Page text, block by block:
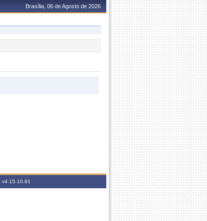
Brasília, 06 de Agosto de 2026
v4.15.10.81